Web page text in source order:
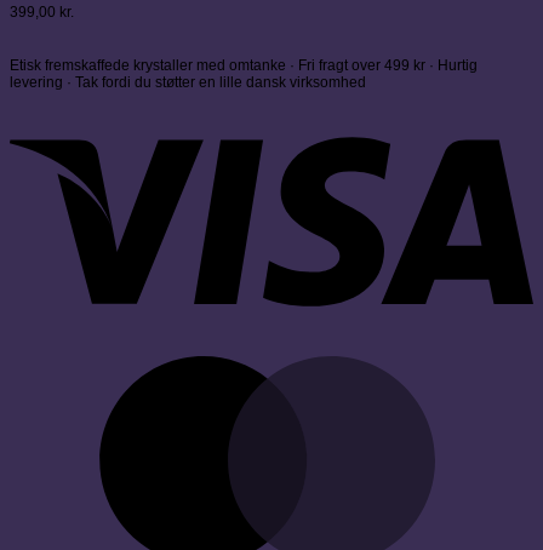
399,00 kr.
Etisk fremskaffede krystaller med omtanke · Fri fragt over 499 kr · Hurtig
levering · Tak fordi du støtter en lille dansk virksomhed